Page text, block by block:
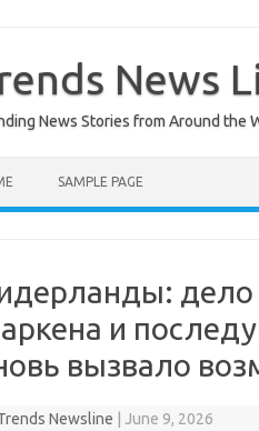
News
News Stories from Around the
SAMPLE PAGE
дело
и
вызвало
Newsline June 9, 2026